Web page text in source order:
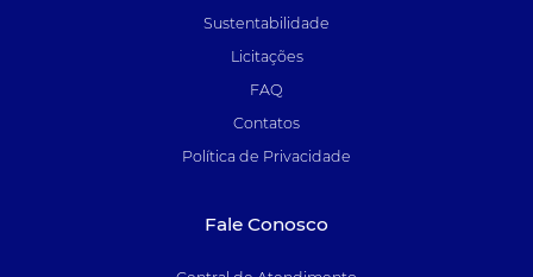
Sustentabilidade
Licitações
FAQ
Contatos
Política de Privacidade
Fale Conosco